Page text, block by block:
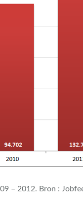
– 2012. Bron :